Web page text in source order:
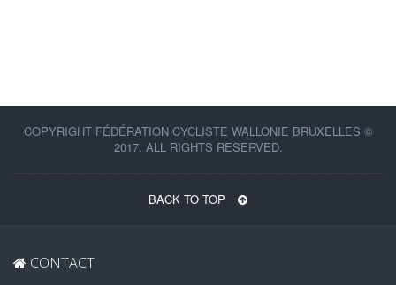
COPYRIGHT FÉDÉRATION CYCLISTE WALLONIE BRUXELLES ©
2017. ALL RIGHTS RESERVED.
BACK TO TOP
CONTACT